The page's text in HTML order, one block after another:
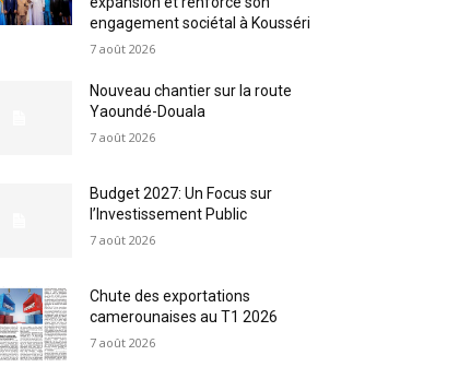
engagement sociétal à Kousséri
7 août 2026
Nouveau chantier sur la route
Yaoundé-Douala
7 août 2026
Budget 2027: Un Focus sur
l’Investissement Public
7 août 2026
Chute des exportations
camerounaises au T1 2026
7 août 2026